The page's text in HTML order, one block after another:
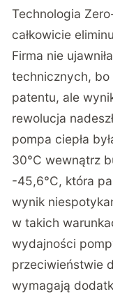
Technologia
całkowicie
Firma nie
technicznych, bo
patentu, ale
rewolucja
pompa ciepła
30°C wewnątrz
-45,6°C, która
wynik
w takich
wydajności
przeciwieństwie
wymagają